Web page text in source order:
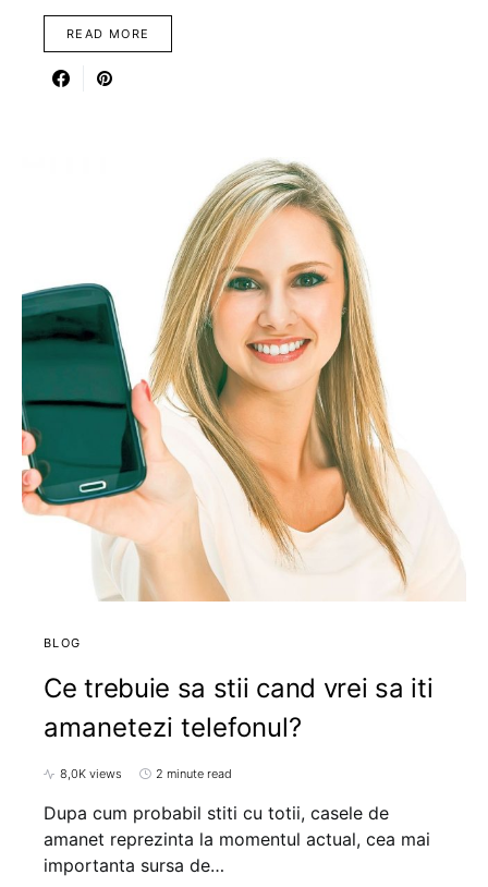
READ MORE
BLOG
Ce trebuie sa stii cand vrei sa iti
amanetezi telefonul?
8,0K views 2 minute read
Dupa cum probabil stiti cu totii, casele de
amanet reprezinta la momentul actual, cea mai
importanta sursa de…